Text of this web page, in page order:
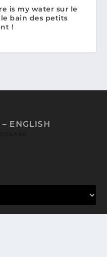
is my water sur le
bain des petits
!
ENGLISH